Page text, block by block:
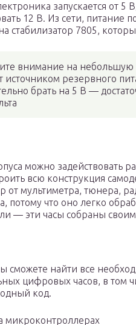
запускается от 5
12 В. Из сети, питание
стабилизатор 7805,
внимание на
источником резервного
брать на 5 В —
можно задействовать
всю конструкция
от мультиметра, тюнера,
потому что оно легко
— эти часы собраны
сможете найти все
цифровых часов, в том
код.
микроконтроллерах